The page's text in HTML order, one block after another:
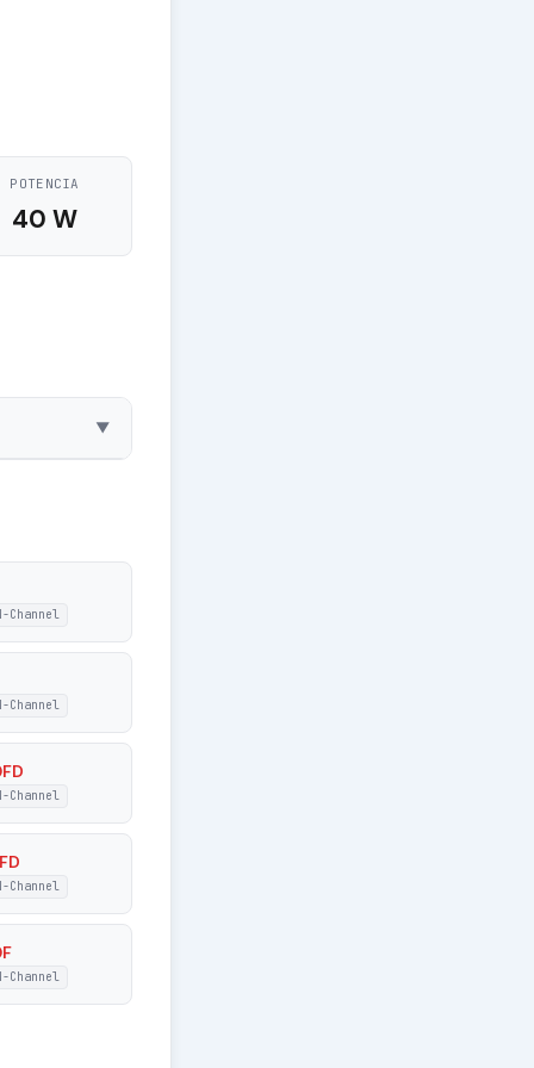
POTENCIA
40 W
▼
Channel
Channel
Channel
Channel
Channel